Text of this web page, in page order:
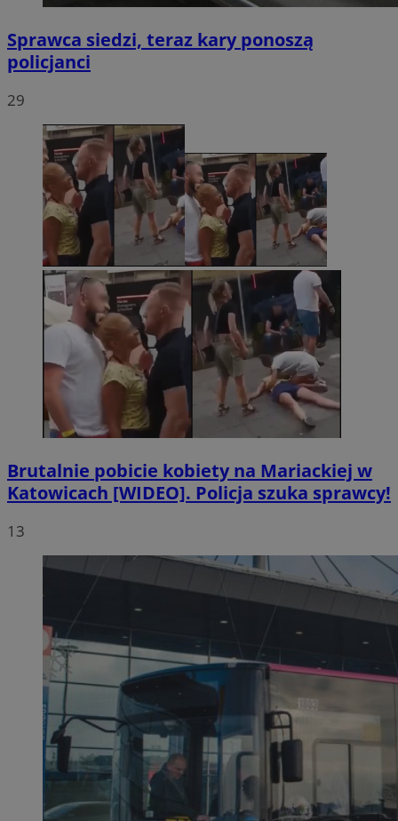
Sprawca siedzi, teraz kary ponoszą
policjanci
29
Brutalnie pobicie kobiety na Mariackiej w
Katowicach [WIDEO]. Policja szuka sprawcy!
13